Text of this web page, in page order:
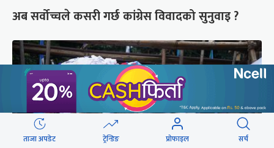
अब सर्वोच्चले कसरी गर्छ कांग्रेस विवादको सुनुवाइ ?
ताजा अपडेट ट्रेन्डिङ प्रोफाइल सर्च